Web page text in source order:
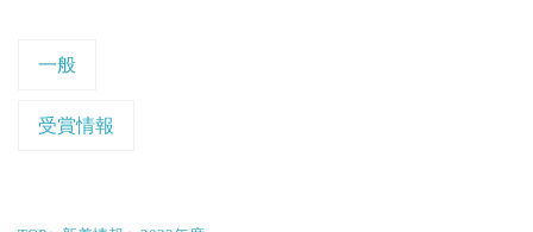
一般
受賞情報